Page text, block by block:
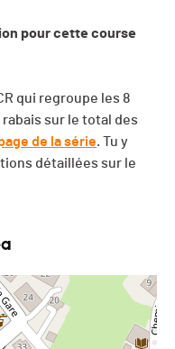
pour cette course
qui regroupe les 8
sur le total des
de la série. Tu y
détaillées sur le